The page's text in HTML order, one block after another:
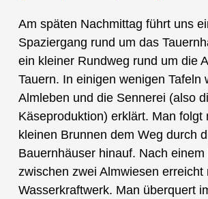
Am späten Nachmittag führt uns
Spaziergang rund um das
ein kleiner Rundweg rund um die
Tauern. In einigen wenigen Tafeln
Almleben und die Sennerei (also
Käseproduktion) erklärt. Man folgt
kleinen Brunnen dem Weg durch
Bauernhäuser hinauf. Nach
zwischen zwei Almwiesen erreicht
Wasserkraftwerk. Man überquert